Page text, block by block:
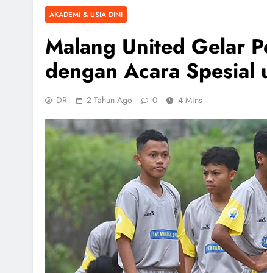
AKADEMI & USIA DINI
Malang United Gelar
dengan Acara Spesial
DR 2 Tahun Ago 0 4 Mins